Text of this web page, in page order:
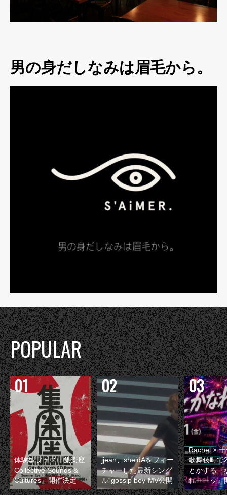
男の身だしなみは眉毛から。
POPULAR
体験型フェス『集楽座
Collective Sounds &
Cultures』開催決定
jjean、sheidAをフィー
チャーした最新シング
ル“gossip boy”MV公開
Rachel ×
歌舞伎町で
とかする『
れーーッ』